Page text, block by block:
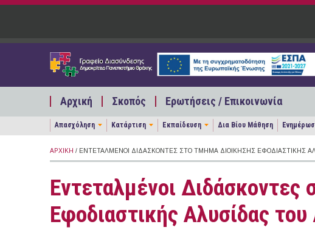
Παράκαμψη προς το κυρίως περιεχόμενο
Αρχική Σκοπός Ερωτήσεις / Επικοινωνία
Απασχόληση Κατάρτιση Εκπαίδευση Δια Βίου Μάθηση
ΑΡΧΙΚΉ / ΕΝΤΕΤΑΛΜΈΝΟΙ ΔΙΔΆΣΚΟΝΤΕΣ ΣΤΟ ΤΜΉΜΑ ΔΙΟΊΚΗΣΗΣ ΕΦΟΔΙΑΣΤΙΚΉΣ
Εντεταλμένοι Διδάσκοντες
Εφοδιαστικής Αλυσίδας